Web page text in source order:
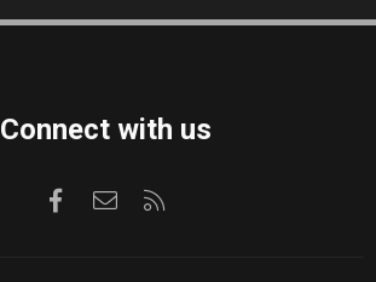
Connect with us
FacebookKontaktirajte nas